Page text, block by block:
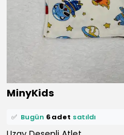
MinyKids
⭐️ Bu ürünü13 kişifavoriledi!
9 kişi
✅ Bugün 6 adet satıldı